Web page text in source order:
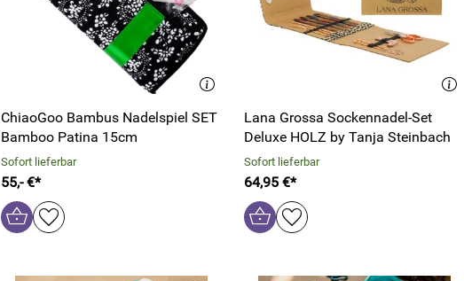
ChiaoGoo Bambus Nadelspiel SET
Bamboo Patina 15cm
Sofort lieferbar
55,- €*
Lana Grossa Sockennadel-Set
Deluxe HOLZ by Tanja Steinbach
Sofort lieferbar
64,95 €*